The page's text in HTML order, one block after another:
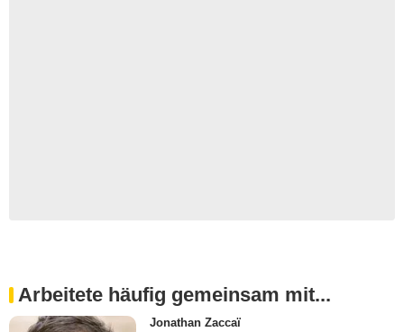
Arbeitete häufig gemeinsam mit...
Jonathan Zaccaï